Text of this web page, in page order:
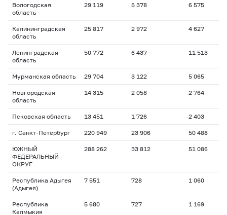
Вологодская
область
29 119 5 378 6 575
Калининградская
область
25 817 2 972 4 627
Ленинградская
область
50 772 6 437 11 513
Мурманская область 29 704 3 122 5 065
Новгородская
область
14 315 2 058 2 764
Псковская область 13 451 1 726 2 403
г. Санкт-Петербург 220 949 23 906 50 488
ЮЖНЫЙ
ФЕДЕРАЛЬНЫЙ
ОКРУГ
288 262 33 812 51 086
Республика Адыгея
(Адыгея)
7 551 728 1 060
Республика
Калмыкия
5 680 727 1 169